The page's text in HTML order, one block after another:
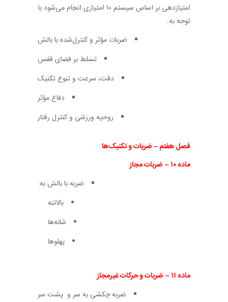
امتیازدهی بر اساس سیستم ۱۰ امتیازی انجام می‌شود با
توجه به:
ضربات مؤثر و کنترل‌شده با بالش
تسلط بر فضای قفس
دقت، سرعت و تنوع تکنیک
دفاع مؤثر
روحیه ورزشی و کنترل رفتار
فصل هفتم–ضربات و تکنیک‌ها
ماده۱۰– ضربات مجاز
ضربه با بالش به:
بالاتنه
شانه‌ها
پهلوها
ماده ۱۱– ضربات و حرکات غیرمجاز
ضربه چکشی به سر و پشت سر